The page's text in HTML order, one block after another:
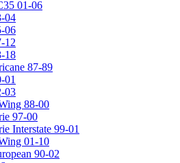
01-06
04
06
12
18
87-89
01
03
88-00
97-00
Interstate 99-01
01-10
90-02